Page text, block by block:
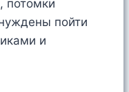
потомки
пойти
и